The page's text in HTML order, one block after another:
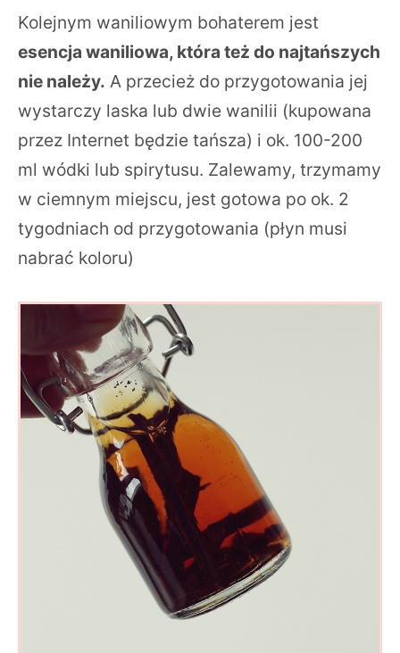
Kolejnym waniliowym bohaterem jest
esencja waniliowa, która też do najtańszych
nie należy. A przecież do przygotowania jej
wystarczy laska lub dwie wanilii (kupowana
przez Internet będzie tańsza) i ok. 100-200
ml wódki lub spirytusu. Zalewamy, trzymamy
w ciemnym miejscu, jest gotowa po ok. 2
tygodniach od przygotowania (płyn musi
nabrać koloru)